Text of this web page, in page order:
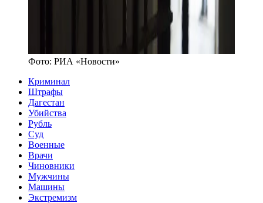
Фото: РИА «Новости»
Криминал
Штрафы
Дагестан
Убийства
Рубль
Суд
Военные
Врачи
Чиновники
Мужчины
Машины
Экстремизм